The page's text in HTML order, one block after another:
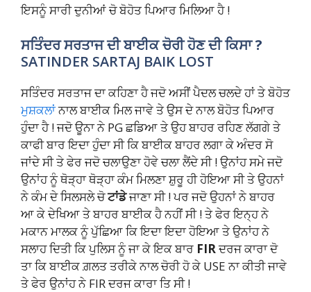
ਇਸਨੂੰ ਸਾਰੀ ਦੁਨੀਆਂ ਚੋ ਬੋਹੋਤ ਪਿਆਰ ਮਿਲਿਆ ਹੈ !
ਸਤਿੰਦਰ ਸਰਤਾਜ ਦੀ ਬਾਈਕ ਚੋਰੀ ਹੋਣ ਦੀ ਕਿਸਾ ?
SATINDER SARTAJ BAIK LOST
ਸਤਿੰਦਰ ਸਰਤਾਜ ਦਾ ਕਹਿਣਾ ਹੈ ਜਦੋ ਅਸੀਂ ਪੈਦਲ ਚਲਦੇ ਹਾਂ ਤੇ ਬੋਹੋਤ
ਮੁਸ਼ਕਲਾਂਨਾਲ ਬਾਈਕ ਮਿਲ ਜਾਵੇ ਤੇ ਉਸ ਦੇ ਨਾਲ ਬੋਹੋਤ ਪਿਆਰ
ਹੁੰਦਾ ਹੈ ! ਜਦੋ ਊਨਾ ਨੇ PG ਛਡਿਆ ਤੇ ਉਹ ਬਾਹਰ ਰਹਿਣ ਲੱਗਗੇ ਤੇ
ਕਾਫੀ ਬਾਰ ਇਦਾ ਹੁੰਦਾ ਸੀ ਕਿ ਬਾਈਕ ਬਾਹਰ ਲਗਾ ਕੇ ਅੰਦਰ ਸੋ
ਜਾਂਦੇ ਸੀ ਤੇ ਫੇਰ ਜਦੋ ਚਲਾਉਣਾ ਹੋਵੇ ਚਲਾ ਲੈਂਦੇ ਸੀ ! ਉਨਾਂਹ ਸਮੇ ਜਦੋ
ਉਨਾਂਹ ਨੂੰ ਥੋੜ੍ਹਾ ਥੋੜ੍ਹਾ ਕੰਮ ਮਿਲਣਾ ਸ਼ੁਰੂ ਹੀ ਹੋਇਆ ਸੀ ਤੇ ਉਹਨਾਂ
ਨੇ ਕੰਮ ਦੇ ਸਿਲਸਲੇ ਚੋਟਾਂਡੇਜਾਣਾ ਸੀ ! ਪਰ ਜਦੋ ਉਹਨਾਂ ਨੇ ਬਾਹਰ
ਆ ਕੇ ਦੇਖਿਆ ਤੇ ਬਾਹਰ ਬਾਈਕ ਹੈ ਨਹੀਂ ਸੀ ! ਤੇ ਫੇਰ ਇਨ੍ਹ ਨੇ
ਮਕਾਨ ਮਾਲਕ ਨੂੰ ਪੁੱਛਿਆ ਕਿ ਇਦਾ ਇਦਾ ਹੋਇਆ ਤੇ ਉਨਾਂਹ ਨੇ
ਸਲਾਹ ਦਿਤੀ ਕਿ ਪੁਲਿਸ ਨੂੰ ਜਾ ਕੇ ਇਕ ਬਾਰ FIRਦਰਜ ਕਾਰਾ ਦੋ
ਤਾ ਕਿ ਬਾਈਕ ਗ਼ਲਤ ਤਰੀਕੇ ਨਾਲ ਚੋਰੀ ਹੋ ਕੇ USE ਨਾ ਕੀਤੀ ਜਾਵੇ
ਤੇ ਫੇਰ ਉਨਾਂਹ ਨੇ FIR ਦਰਜ ਕਾਰਾ ਤਿ ਸੀ !